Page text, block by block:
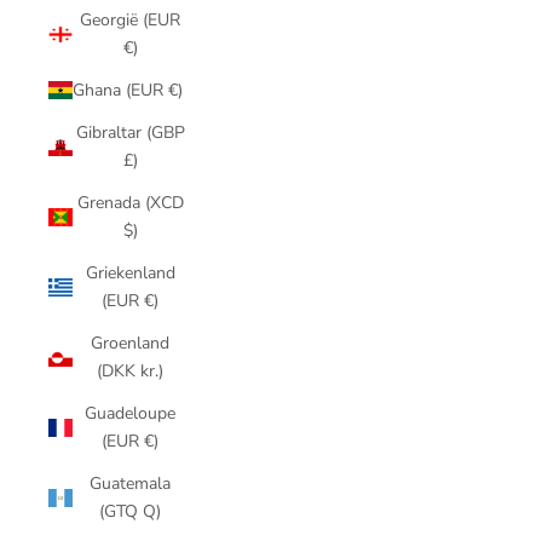
Georgië (EUR
€)
Ghana (EUR €)
Gibraltar (GBP
£)
Grenada (XCD
$)
Griekenland
(EUR €)
Groenland
(DKK kr.)
Guadeloupe
(EUR €)
Guatemala
(GTQ Q)